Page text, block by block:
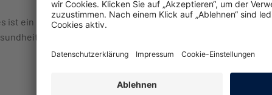
ist ein Signal, auf deinen eigenen Körper zu achten. Mit
Perfektion ist nicht nötig – jeder Schritt zählt und